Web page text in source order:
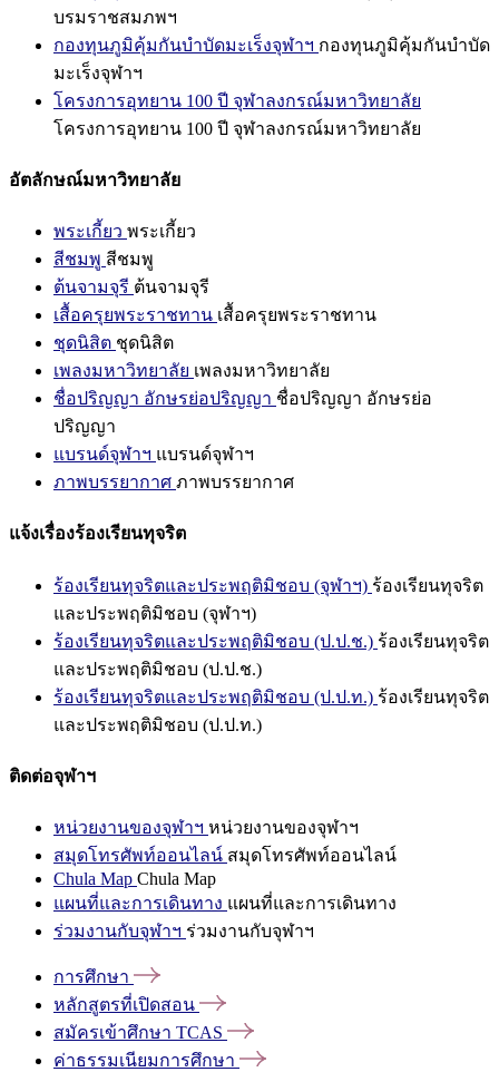
บรมราชสมภพฯ
กองทุนภูมิคุ้มกันบำบัดมะเร็งจุฬาฯ กองทุนภูมิคุ้มกันบำบัด
มะเร็งจุฬาฯ
โครงการอุทยาน 100 ปี จุฬาลงกรณ์มหาวิทยาลัย
โครงการอุทยาน 100 ปี จุฬาลงกรณ์มหาวิทยาลัย
อัตลักษณ์มหาวิทยาลัย
พระเกี้ยว พระเกี้ยว
สีชมพู สีชมพู
ต้นจามจุรี ต้นจามจุรี
เสื้อครุยพระราชทาน เสื้อครุยพระราชทาน
ชุดนิสิต ชุดนิสิต
เพลงมหาวิทยาลัย เพลงมหาวิทยาลัย
ชื่อปริญญา อักษรย่อปริญญา ชื่อปริญญา อักษรย่อ
ปริญญา
แบรนด์จุฬาฯ แบรนด์จุฬาฯ
ภาพบรรยากาศ ภาพบรรยากาศ
แจ้งเรื่องร้องเรียนทุจริต
ร้องเรียนทุจริตและประพฤติมิชอบ (จุฬาฯ) ร้องเรียนทุจริต
และประพฤติมิชอบ (จุฬาฯ)
ร้องเรียนทุจริตและประพฤติมิชอบ (ป.ป.ช.) ร้องเรียนทุจริต
และประพฤติมิชอบ (ป.ป.ช.)
ร้องเรียนทุจริตและประพฤติมิชอบ (ป.ป.ท.) ร้องเรียนทุจริต
และประพฤติมิชอบ (ป.ป.ท.)
ติดต่อจุฬาฯ
หน่วยงานของจุฬาฯ หน่วยงานของจุฬาฯ
สมุดโทรศัพท์ออนไลน์ สมุดโทรศัพท์ออนไลน์
Chula Map Chula Map
แผนที่และการเดินทาง แผนที่และการเดินทาง
ร่วมงานกับจุฬาฯ ร่วมงานกับจุฬาฯ
การศึกษา
หลักสูตรที่เปิดสอน
สมัครเข้าศึกษา TCAS
ค่าธรรมเนียมการศึกษา